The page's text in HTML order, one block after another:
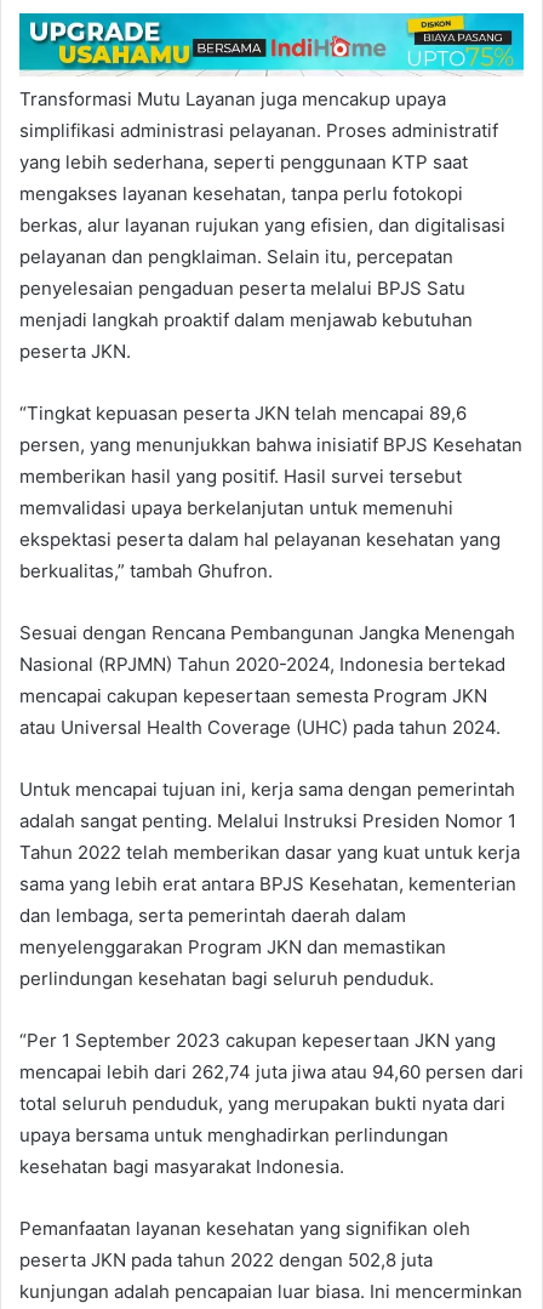
Transformasi Mutu Layanan juga mencakup upaya
simplifikasi administrasi pelayanan. Proses administratif
yang lebih sederhana, seperti penggunaan KTP saat
mengakses layanan kesehatan, tanpa perlu fotokopi
berkas, alur layanan rujukan yang efisien, dan digitalisasi
pelayanan dan pengklaiman. Selain itu, percepatan
penyelesaian pengaduan peserta melalui BPJS Satu
menjadi langkah proaktif dalam menjawab kebutuhan
peserta JKN.
“Tingkat kepuasan peserta JKN telah mencapai 89,6
persen, yang menunjukkan bahwa inisiatif BPJS Kesehatan
memberikan hasil yang positif. Hasil survei tersebut
memvalidasi upaya berkelanjutan untuk memenuhi
ekspektasi peserta dalam hal pelayanan kesehatan yang
berkualitas,” tambah Ghufron.
Sesuai dengan Rencana Pembangunan Jangka Menengah
Nasional (RPJMN) Tahun 2020-2024, Indonesia bertekad
mencapai cakupan kepesertaan semesta Program JKN
atau Universal Health Coverage (UHC) pada tahun 2024.
Untuk mencapai tujuan ini, kerja sama dengan pemerintah
adalah sangat penting. Melalui Instruksi Presiden Nomor 1
Tahun 2022 telah memberikan dasar yang kuat untuk kerja
sama yang lebih erat antara BPJS Kesehatan, kementerian
dan lembaga, serta pemerintah daerah dalam
menyelenggarakan Program JKN dan memastikan
perlindungan kesehatan bagi seluruh penduduk.
“Per 1 September 2023 cakupan kepesertaan JKN yang
mencapai lebih dari 262,74 juta jiwa atau 94,60 persen dari
total seluruh penduduk, yang merupakan bukti nyata dari
upaya bersama untuk menghadirkan perlindungan
kesehatan bagi masyarakat Indonesia.
Pemanfaatan layanan kesehatan yang signifikan oleh
peserta JKN pada tahun 2022 dengan 502,8 juta
kunjungan adalah pencapaian luar biasa. Ini mencerminkan